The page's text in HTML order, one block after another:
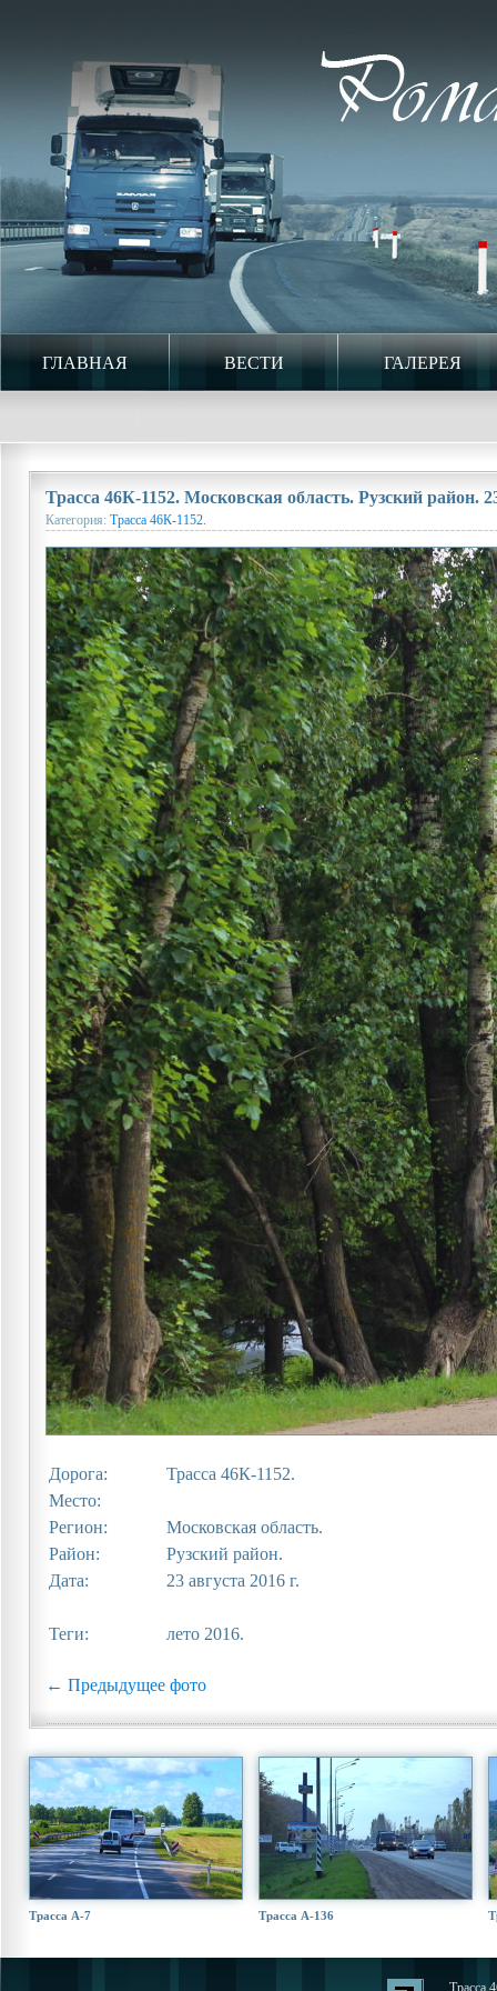
ГЛАВНАЯ ВЕСТИ ГАЛЕРЕЯ
Трасса 46К-1152. Московская область. Рузский район.
Категория: Трасса 46К-1152.
Дорога:
Трасса 46К-1152.
Место:
Регион:
Московская область.
Район:
Рузский район.
Дата:
23 августа 2016 г.
Теги: лето 2016.
← Предыдущее фото
Трасса А-7 Трасса А-136
Трасса